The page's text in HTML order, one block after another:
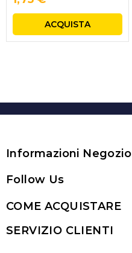
ACQUISTA
Informazioni Negozio
Follow Us
COME ACQUISTARE
SERVIZIO CLIENTI